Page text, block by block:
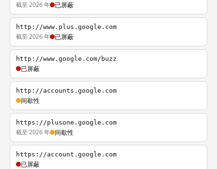
截至 2026 年 已屏蔽
http://www.plus.google.com
截至 2026 年 已屏蔽
http://www.google.com/buzz
已屏蔽
http://accounts.google.com
间歇性
https://plusone.google.com
截至 2026 年 间歇性
https://account.google.com
已屏蔽